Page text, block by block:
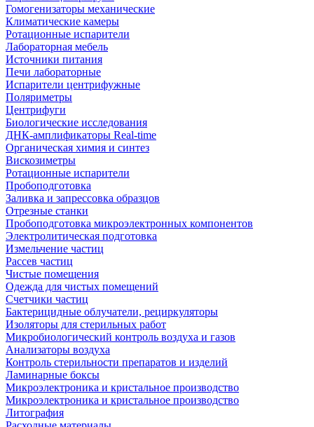
Гомогенизаторы механические
Климатические камеры
Ротационные испарители
Лабораторная мебель
Источники питания
Печи лабораторные
Испарители центрифужные
Поляриметры
Центрифуги
Биологические исследования
ДНК-амплификаторы Real-time
Органическая химия и синтез
Вискозиметры
Ротационные испарители
Пробоподготовка
Заливка и запрессовка образцов
Отрезные станки
Пробоподготовка микроэлектронных компонентов
Электролитическая подготовка
Измельчение частиц
Рассев частиц
Чистые помещения
Одежда для чистых помещений
Счетчики частиц
Бактерицидные облучатели, рециркуляторы
Изоляторы для стерильных работ
Микробиологический контроль воздуха и газов
Анализаторы воздуха
Контроль стерильности препаратов и изделий
Ламинарные боксы
Микроэлектроника и кристальное производство
Микроэлектроника и кристальное производство
Литография